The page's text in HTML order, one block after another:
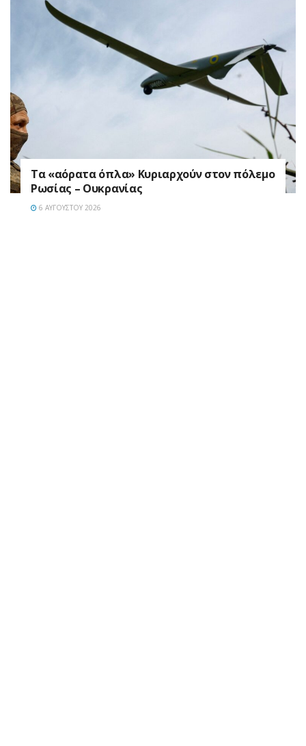
Τα «αόρατα όπλα» Κυριαρχούν στον πόλεμο
Ρωσίας – Ουκρανίας
6 ΑΥΓΟΎΣΤΟΥ 2026